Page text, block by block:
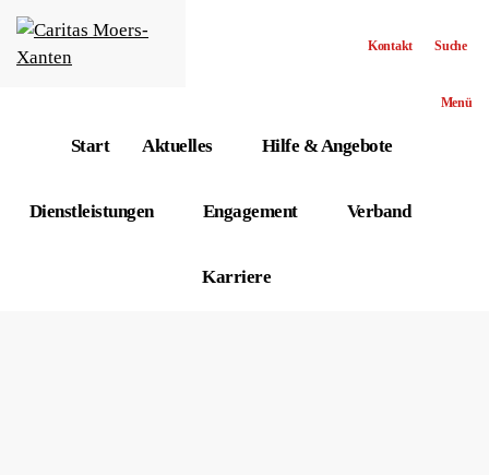
Menü
Start Aktuelles Hilfe & Angebote
Dienstleistungen Engagement Verband
Karriere
Kontakt Suche